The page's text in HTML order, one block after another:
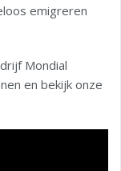
emigreren
Mondial
en bekijk onze